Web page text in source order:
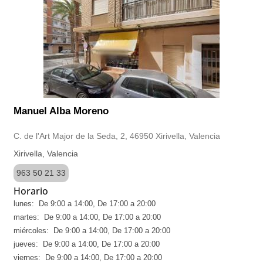
Manuel Alba Moreno
C. de l'Art Major de la Seda, 2, 46950 Xirivella, Valencia
Xirivella, Valencia
963 50 21 33
Horario
lunes: De 9:00 a 14:00, De 17:00 a 20:00
martes: De 9:00 a 14:00, De 17:00 a 20:00
miércoles: De 9:00 a 14:00, De 17:00 a 20:00
jueves: De 9:00 a 14:00, De 17:00 a 20:00
viernes: De 9:00 a 14:00, De 17:00 a 20:00